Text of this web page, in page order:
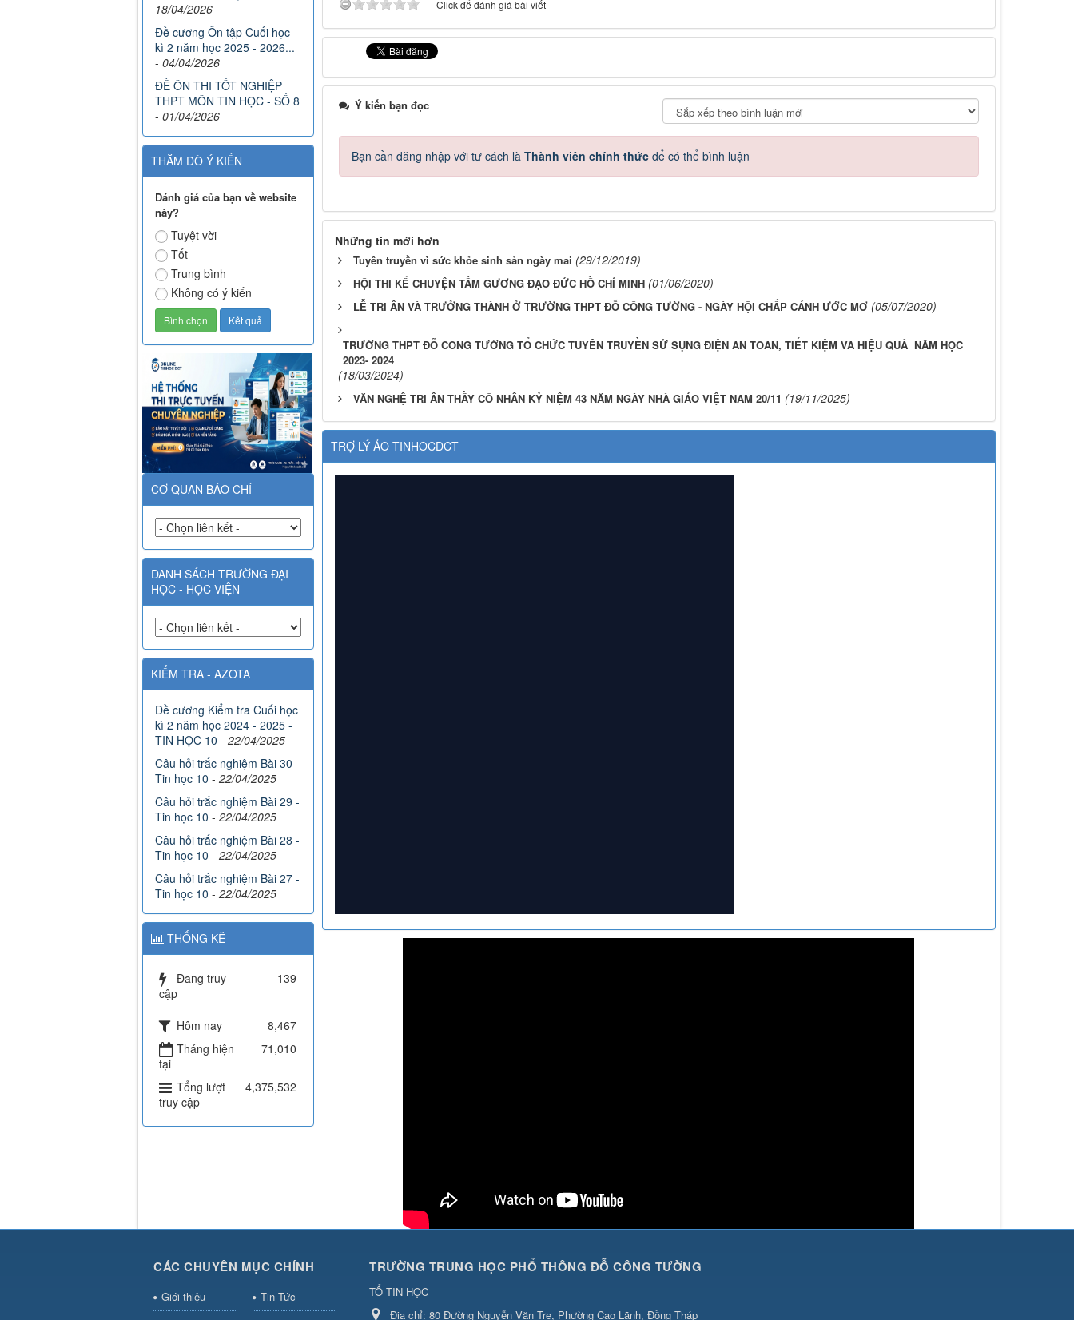
Click để đánh giá bài viết
Ý kiến bạn đọc
Bạn cần đăng nhập với tư cách là Thành viên chính thứcđể có thể bình luận
Những tin mới hơn
Tuyên truyền vì sức khỏe sinh sản ngày mai (29/12/2019)
HỘI THI KỂ CHUYỆN TẤM GƯƠNG ĐẠO ĐỨC HỒ CHÍ MINH (01/06/2020)
LỄ TRI ÂN VÀ TRƯỞNG THÀNH Ở TRƯỜNG THPT ĐỖ CÔNG TƯỜNG - NGÀY HỘI CHẤP CÁNH ƯỚC MƠ (05/07/2020)
TRƯỜNG THPT ĐỖ CÔNG TƯỜNG TỔ CHỨC TUYÊN TRUYỀN SỬ SỤNG ĐIỆN AN TOÀN, TIẾT KIỆM VÀ HIỆU QUẢ NĂM HỌC
2023- 2024
(18/03/2024)
VĂN NGHỆ TRI ÂN THẦY CÔ NHÂN KỶ NIỆM 43 NĂM NGÀY NHÀ GIÁO VIỆT NAM 20/11 (19/11/2025)
TRỢ LÝ ẢO TINHOCDCT
18/04/2026
Đề cương Ôn tập Cuối học
kì 2 năm học 2025 - 2026...
- 04/04/2026
ĐỀ ÔN THI TỐT NGHIỆP
THPT MÔN TIN HỌC - SỐ 8
- 01/04/2026
THĂM DÒ Ý KIẾN
Đánh giá của bạn về website
này?
Tuyệt vời
Tốt
Trung bình
Không có ý kiến
CƠ QUAN BÁO CHÍ
DANH SÁCH TRƯỜNG ĐẠI
HỌC - HỌC VIỆN
KIỂM TRA - AZOTA
Đề cương Kiểm tra Cuối học
kì 2 năm học 2024 - 2025 -
TIN HỌC 10 - 22/04/2025
Câu hỏi trắc nghiệm Bài 30 -
Tin học 10 - 22/04/2025
Câu hỏi trắc nghiệm Bài 29 -
Tin học 10 - 22/04/2025
Câu hỏi trắc nghiệm Bài 28 -
Tin học 10 - 22/04/2025
Câu hỏi trắc nghiệm Bài 27 -
Tin học 10 - 22/04/2025
THỐNG KÊ
Đang truy
cập
139
Hôm nay
8,467
Tháng hiện
tại
71,010
Tổng lượt
truy cập
4,375,532
CÁC CHUYÊN MỤC CHÍNH
Giới thiệu
Tin Tức
TRƯỜNG TRUNG HỌC PHỔ THÔNG ĐỖ CÔNG TƯỜNG
TỔ TIN HỌC
Địa chỉ: 80 Đường Nguyễn Văn Tre, Phường Cao Lãnh, Đồng Tháp